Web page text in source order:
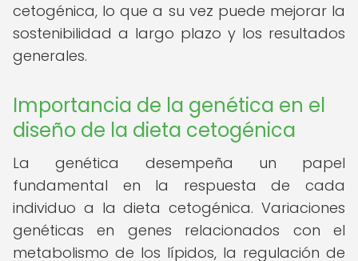
cetogénica, lo que a su vez puede mejorar la
sostenibilidad a largo plazo y los resultados
generales.
Importancia de la genética en el
diseño de la dieta cetogénica
La genética desempeña un papel
fundamental en la respuesta de cada
individuo a la dieta cetogénica. Variaciones
genéticas en genes relacionados con el
metabolismo de los lípidos, la regulación de